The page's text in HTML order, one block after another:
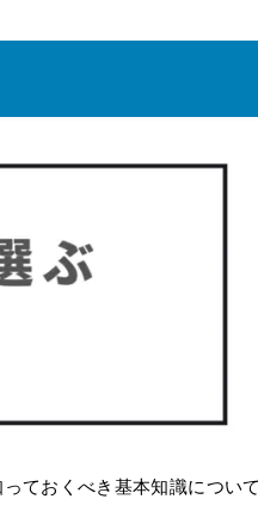
ておくべき基本知識につい